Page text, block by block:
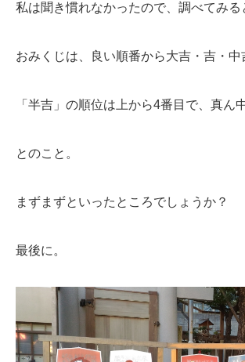
私は聞き慣れなかったので、調べてみる
おみくじは、良い順番から大吉・吉・
「半吉」の順位は上から4番目で、真
とのこと。
まずまずといったところでしょうか？
最後に。